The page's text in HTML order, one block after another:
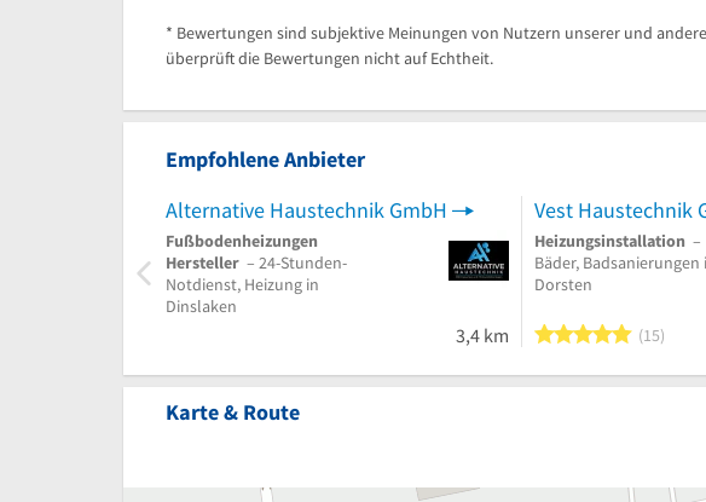
* Bewertungen sind subjektive Meinungen von Nutzern unserer und
überprüft die Bewertungen nicht auf Echtheit.
Empfohlene Anbieter
Alternative Haustechnik GmbH
Fußbodenheizungen
Hersteller – 24-Stunden-
Notdienst, Heizung in
Dinslaken
3,4 km
Heizungsinstallation –
Bäder, Badsanierungen
Dorsten
5 von
15
Karte & Route